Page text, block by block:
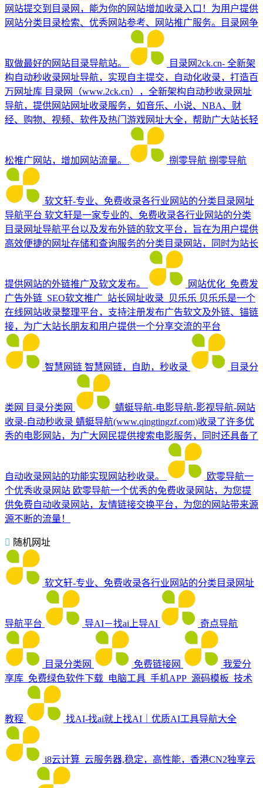
网站提交到目录网，能为你的网站增加收录入口！为用户提供
网站分类目录检索、优秀网站参考、网站推广服务。目录网争
取做最好的网站目录导航站。
目录网2ck.cn- 全新架
构自动秒收录网址导航，实现自主提交，自动化收录，打造百
万网址库 目录网（www.2ck.cn），全新架构自动秒收录网址
导航，提供网站网址收录服务，如音乐、小说、NBA、财
经、购物、视频、软件及热门游戏网址大全，帮助广大站长轻
松推广网站，增加网站流量。 捌零导航 捌零导航
软文轩-专业、免费收录各行业网站的分类目录网址
导航平台 软文轩是一家专业的、免费收录各行业网站的分类
目录网址导航平台以及发布外链的软文平台，旨在为用户提供
高效便捷的网址存储和查询服务的分类目录网站，同时为站长
提供网站的外链推广及软文发布。
网站优化_免费发
广告外链_SEO软文推广_站长网址收录_贝乐乐 贝乐乐是一个
在线网站收录整理平台，支持注册发布广告软文及外链、锚链
接，为广大站长朋友和用户提供一个分享交流的平台
智慧网链 智慧网链，自助，秒收录 目录分
类网 目录分类网
蜻蜓导航-电影导航-影视导航-网站
收录-自动秒收录 蜻蜓导航(www.qingtingzf.com)收录了许多优
秀的电影网站，为广大网民提供搜索电影服务，同时还具备了
自动收录网站的功能实现网站秒收录。
欧零导航一
个优秀收录网站 欧零导航一个优秀的免费收录网站，为您提
供免费自动收录网站，友情链接交换平台，为您的网站带来源
源不断的流量！
随机网址
软文轩-专业、免费收录各行业网站的分类目录网址
导航平台 导AI－找ai上导AI 奇点导航
目录分类网 免费链接网
我爱分
享库_免费绿色软件下载_电脑工具_手机APP_源码模板_技术
教程 找AI-找ai就上找AI｜优质AI工具导航大全
i8云计算_云服务器,稳定，高性能，香港CN2独享云